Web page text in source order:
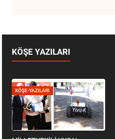
KÖŞE YAZILARI
KÖŞE-YAZILARI